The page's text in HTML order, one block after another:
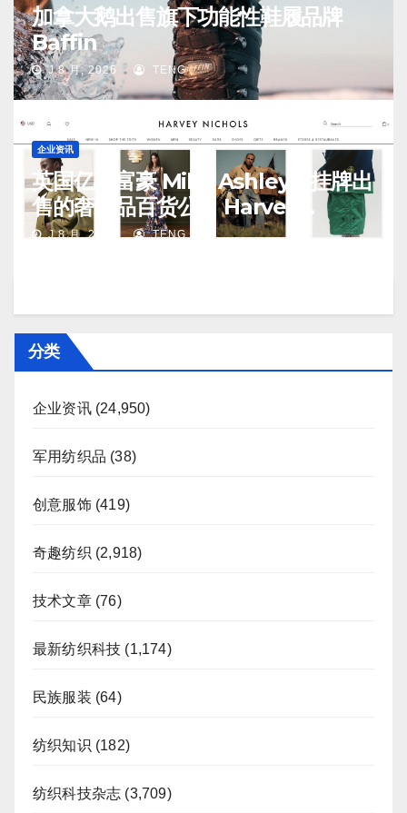
加拿大鹅出售旗下功能性鞋履品牌
Baffin
J 8 月, 2026 TENG
企业资讯
英国亿万富豪 Mike Ashley：挂牌出
售的奢侈品百货公司 Harvey
Nichols 正陷入“死亡螺旋”
J 8 月, 2026 TENG
分类
企业资讯(24,950)
军用纺织品 (38)
创意服饰(419)
奇趣纺织 (2,918)
技术文章(76)
最新纺织科技 (1,174)
民族服装 (64)
纺织知识 (182)
纺织科技杂志 (3,709)